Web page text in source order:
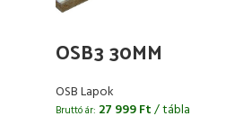
OSB3 30MM
OSB Lapok
Bruttó ár: 27 999Ft/ tábla